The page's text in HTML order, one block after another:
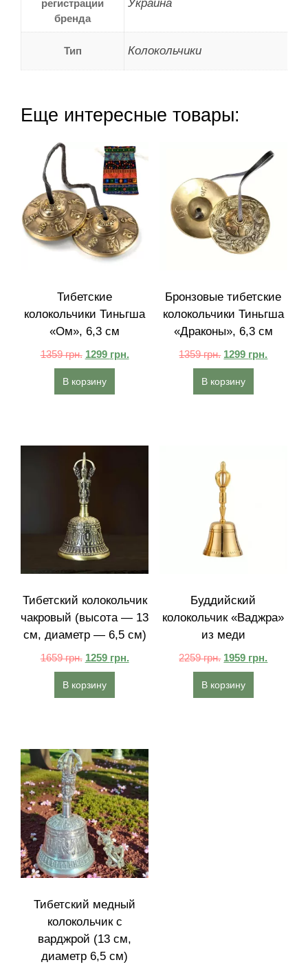
регистрации
бренда
Украина
Тип Колокольчики
Еще интересные товары:
Тибетские
колокольчики Тиньгша
«Ом», 6,3 см
1359грн. 1299 грн.
В корзину
Бронзовые тибетские
колокольчики Тиньгша
«Драконы», 6,3 см
1359грн. 1299 грн.
В корзину
Тибетский колокольчик
чакровый (высота — 13
см, диаметр — 6,5 см)
1659грн. 1259 грн.
В корзину
Буддийский
колокольчик «Ваджра»
из меди
2259грн. 1959 грн.
В корзину
Тибетский медный
колокольчик с
варджрой (13 см,
диаметр 6,5 см)